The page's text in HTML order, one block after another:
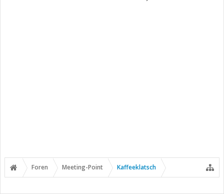
Foren Meeting-Point Kaffeeklatsch